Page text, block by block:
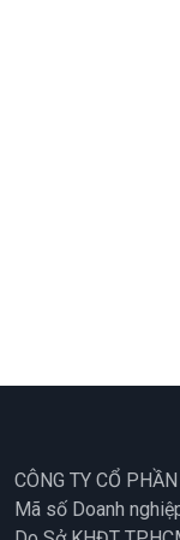
CÔNG TY CỔ
Mã số Doanh